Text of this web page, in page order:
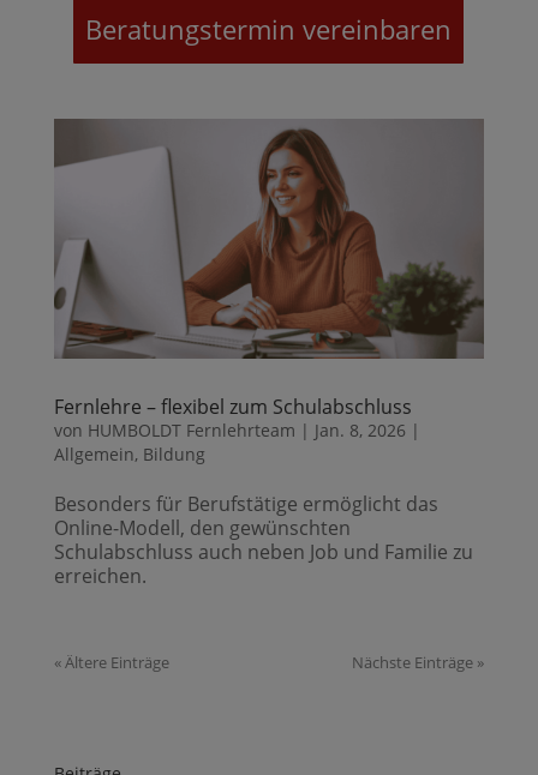
Beratungstermin vereinbaren
Fernlehre – flexibel zum Schulabschluss
von HUMBOLDT Fernlehrteam | Jan. 8, 2026 |
Allgemein, Bildung
Besonders für Berufstätige ermöglicht das
Online-Modell, den gewünschten
Schulabschluss auch neben Job und Familie zu
erreichen.
« Ältere Einträge Nächste Einträge »